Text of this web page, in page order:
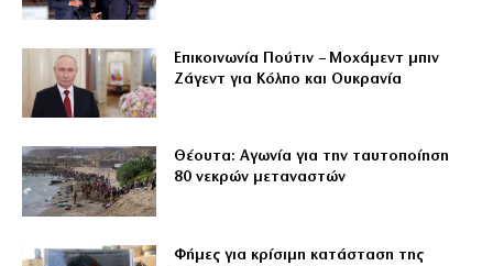
Επικοινωνία Πούτιν – Μοχάμεντ μπιν
Ζάγεντ για Κόλπο και Ουκρανία
Θέουτα: Αγωνία για την ταυτοποίηση
80 νεκρών μεταναστών
Φήμες για κρίσιμη κατάσταση της